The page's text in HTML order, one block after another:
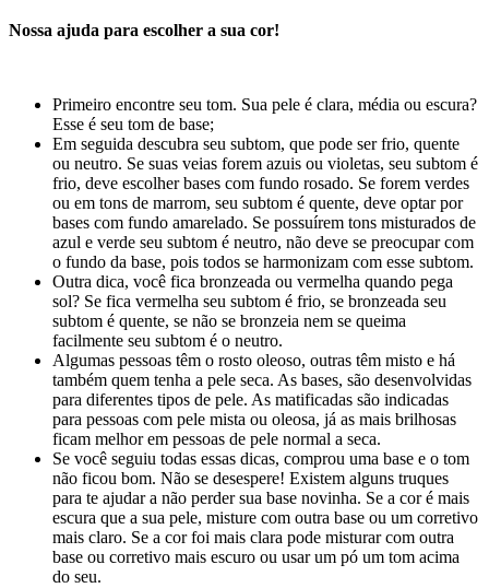
Nossa ajuda para escolher a sua cor!
Primeiro encontre seu tom. Sua pele é clara, média ou escura?
Esse é seu tom de base;
Em seguida descubra seu subtom, que pode ser frio, quente
ou neutro. Se suas veias forem azuis ou violetas, seu subtom é
frio, deve escolher bases com fundo rosado. Se forem verdes
ou em tons de marrom, seu subtom é quente, deve optar por
bases com fundo amarelado. Se possuírem tons misturados de
azul e verde seu subtom é neutro, não deve se preocupar com
o fundo da base, pois todos se harmonizam com esse subtom.
Outra dica, você fica bronzeada ou vermelha quando pega
sol? Se fica vermelha seu subtom é frio, se bronzeada seu
subtom é quente, se não se bronzeia nem se queima
facilmente seu subtom é o neutro.
Algumas pessoas têm o rosto oleoso, outras têm misto e há
também quem tenha a pele seca. As bases, são desenvolvidas
para diferentes tipos de pele. As matificadas são indicadas
para pessoas com pele mista ou oleosa, já as mais brilhosas
ficam melhor em pessoas de pele normal a seca.
Se você seguiu todas essas dicas, comprou uma base e o tom
não ficou bom. Não se desespere! Existem alguns truques
para te ajudar a não perder sua base novinha. Se a cor é mais
escura que a sua pele, misture com outra base ou um corretivo
mais claro. Se a cor foi mais clara pode misturar com outra
base ou corretivo mais escuro ou usar um pó um tom acima
do seu.